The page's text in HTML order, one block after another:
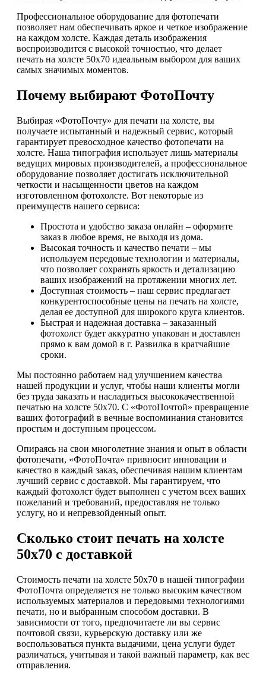
Профессиональное оборудование для фотопечати
позволяет нам обеспечивать яркое и четкое изображение
на каждом холсте. Каждая деталь изображения
воспроизводится с высокой точностью, что делает
печать на холсте 50х70 идеальным выбором для ваших
самых значимых моментов.
Почему выбирают ФотоПочту
Выбирая «ФотоПочту» для печати на холсте, вы
получаете испытанный и надежный сервис, который
гарантирует превосходное качество фотопечати на
холсте. Наша типография использует лишь материалы
ведущих мировых производителей, а профессиональное
оборудование позволяет достигать исключительной
четкости и насыщенности цветов на каждом
изготовленном фотохолсте. Вот некоторые из
преимуществ нашего сервиса:
Простота и удобство заказа онлайн – оформите
заказ в любое время, не выходя из дома.
Высокая точность и качество печати – мы
используем передовые технологии и материалы,
что позволяет сохранять яркость и детализацию
ваших изображений на протяжении многих лет.
Доступная стоимость – наш сервис предлагает
конкурентоспособные цены на печать на холсте,
делая ее доступной для широкого круга клиентов.
Быстрая и надежная доставка – заказанный
фотохолст будет аккуратно упакован и доставлен
прямо к вам домой в г. Развилка в кратчайшие
сроки.
Мы постоянно работаем над улучшением качества
нашей продукции и услуг, чтобы наши клиенты могли
без труда заказать и насладиться высококачественной
печатью на холсте 50х70. С «ФотоПочтой» превращение
ваших фотографий в вечные воспоминания становится
простым и доступным процессом.
Опираясь на свои многолетние знания и опыт в области
фотопечати, «ФотоПочта» привносит инновации и
качество в каждый заказ, обеспечивая нашим клиентам
лучший сервис с доставкой. Мы гарантируем, что
каждый фотохолст будет выполнен с учетом всех ваших
пожеланий и требований, предоставляя не только
услугу, но и непревзойденный опыт.
Сколько стоит печать на холсте
50х70 с доставкой
Стоимость печати на холсте 50х70 в нашей типографии
ФотоПочта определяется не только высоким качеством
используемых материалов и передовыми технологиями
печати, но и выбранным способом доставки. В
зависимости от того, предпочитаете ли вы сервис
почтовой связи, курьерскую доставку или же
воспользоваться пункта выдачими, цена услуги будет
различаться, учитывая и такой важный параметр, как вес
отправления.